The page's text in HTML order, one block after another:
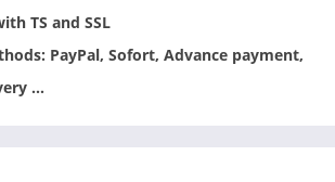
TS and SSL
PayPal, Sofort, Advance payment,
...